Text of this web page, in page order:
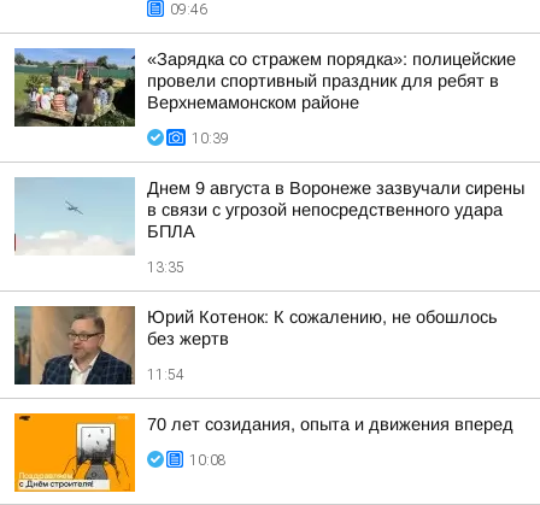
09:46
«Зарядка со стражем порядка»: полицейские
провели спортивный праздник для ребят в
Верхнемамонском районе
10:39
Днем 9 августа в Воронеже зазвучали сирены
в связи с угрозой непосредственного удара
БПЛА
13:35
Юрий Котенок: К сожалению, не обошлось
без жертв
11:54
70 лет созидания, опыта и движения вперед
10:08